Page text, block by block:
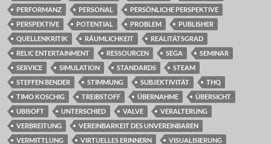
PERFORMANZ
PERSONAL
PERSÖNLICHE PERSPEKTIVE
PERSPEKTIVE
POTENTIAL PROBLEM
PUBLISHER
QUELLENKRITIK
RÄUMLICHKEIT
REALITÄTSGRAD
RELIC ENTERTAINMENT
RESSOURCEN SEGA
SEMINAR
SERVICE
SIMULATION STANDARDS
STEAM
STEFFEN BENDER
STIMMUNG SUBJEKTIVITÄT
THQ
TIMO KOSCHIG
TREIBSTOFF ÜBERNAHME
ÜBERSICHT
UBISOFT
UNTERSCHIED VALVE
VERALTERUNG
VERBREITUNG
VEREINBARKEIT DES UNVEREINBAREN
VERMITTLUNG
VIRTUELLES ERINNERN
VISUALISIERUNG